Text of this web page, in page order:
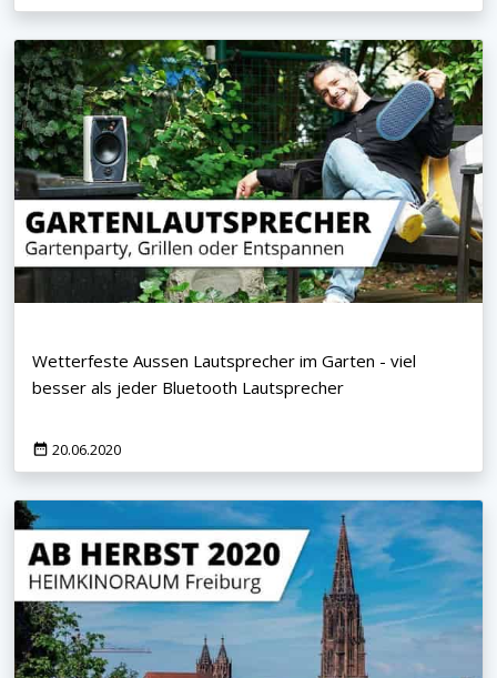
Wetterfeste Aussen Lautsprecher im Garten - viel
besser als jeder Bluetooth Lautsprecher
20.06.2020